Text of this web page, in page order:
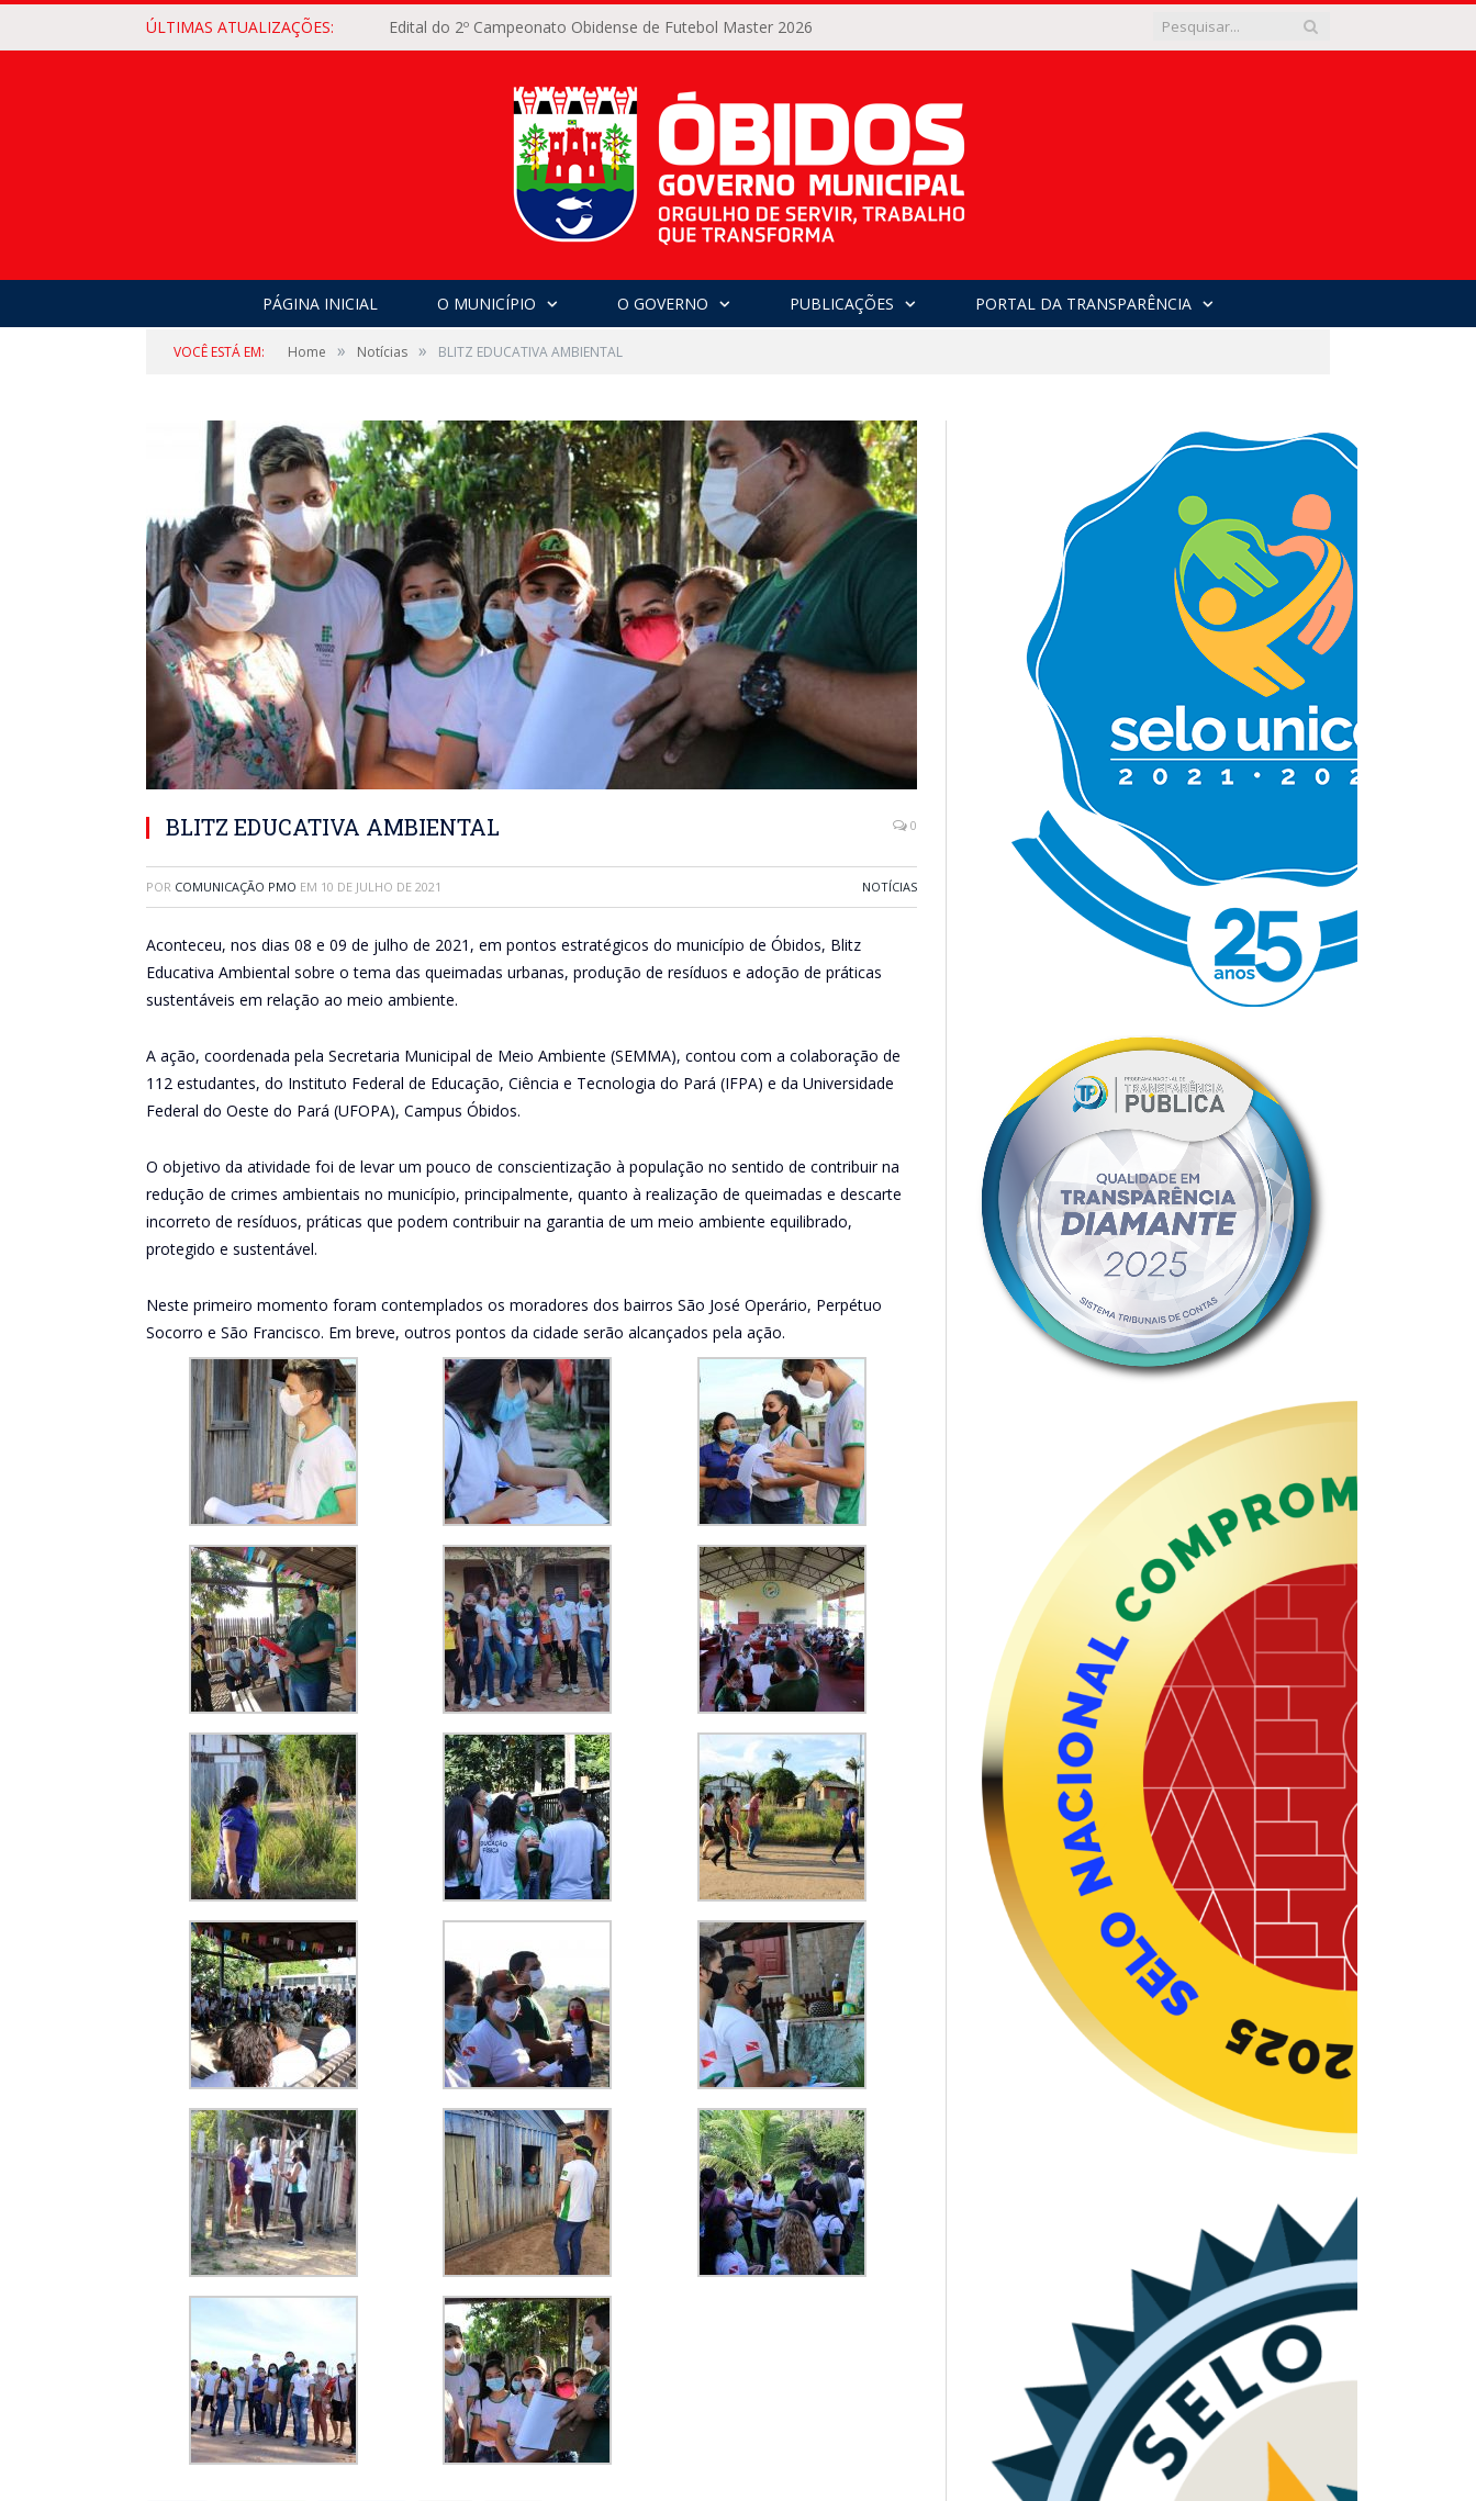
ÚLTIMAS ATUALIZAÇÕES: Edital do 2º Campeonato Obidense de Futebol Master 2026
PÁGINA INICIAL O MUNICÍPIO O GOVERNO PUBLICAÇÕES PORTAL DA TRANSPARÊNCIA
VOCÊ ESTÁ EM: Home » Notícias » BLITZ EDUCATIVA AMBIENTAL
BLITZ EDUCATIVA AMBIENTAL 0
POR COMUNICAÇÃO PMO EM 10 DE JULHO DE 2021 NOTÍCIAS
Aconteceu, nos dias 08 e 09 de julho de 2021, em pontos estratégicos do município de Óbidos, Blitz
Educativa Ambiental sobre o tema das queimadas urbanas, produção de resíduos e adoção de práticas
sustentáveis em relação ao meio ambiente.
A ação, coordenada pela Secretaria Municipal de Meio Ambiente (SEMMA), contou com a colaboração de
112 estudantes, do Instituto Federal de Educação, Ciência e Tecnologia do Pará (IFPA) e da Universidade
Federal do Oeste do Pará (UFOPA), Campus Óbidos.
O objetivo da atividade foi de levar um pouco de conscientização à população no sentido de contribuir na
redução de crimes ambientais no município, principalmente, quanto à realização de queimadas e descarte
incorreto de resíduos, práticas que podem contribuir na garantia de um meio ambiente equilibrado,
protegido e sustentável.
Neste primeiro momento foram contemplados os moradores dos bairros São José Operário, Perpétuo
Socorro e São Francisco. Em breve, outros pontos da cidade serão alcançados pela ação.